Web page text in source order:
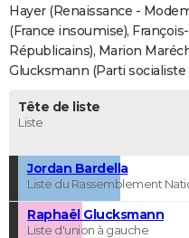
S'inscrire
Se connecter
Lycées
Collèges
Primaires
Universités
Entreprises
Service militaire
Avis de recherche
AVIS DE DÉCÈS
FORUM
Hayer (Renaissance -
(France insoumise),
Républicains), Marion
Glucksmann (Parti socialiste
Tête de liste
Liste
Jordan Bardella
Liste du Rassemblement
Raphaël Glucksmann
Liste d'union à gauche